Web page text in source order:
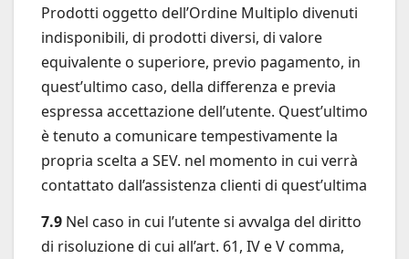
Prodotti oggetto dell’Ordine Multiplo divenuti
indisponibili, di prodotti diversi, di valore
equivalente o superiore, previo pagamento, in
quest’ultimo caso, della differenza e previa
espressa accettazione dell’utente. Quest’ultimo
è tenuto a comunicare tempestivamente la
propria scelta a SEV. nel momento in cui verrà
contattato dall’assistenza clienti di quest’ultima
7.9 Nel caso in cui l’utente si avvalga del diritto
di risoluzione di cui all’art. 61, IV e V comma,